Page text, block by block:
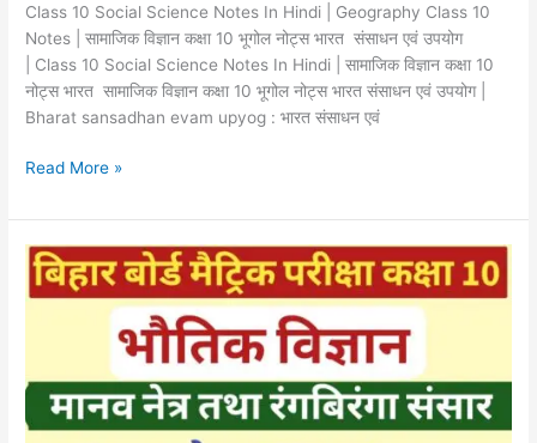
Class 10 Social Science Notes In Hindi | Geography Class 10
Notes | सामाजिक विज्ञान कक्षा 10 भूगोल नोट्स भारत संसाधन एवं उपयोग
| Class 10 Social Science Notes In Hindi | सामाजिक विज्ञान कक्षा 10
नोट्स भारत सामाजिक विज्ञान कक्षा 10 भूगोल नोट्स भारत संसाधन एवं उपयोग |
Bharat sansadhan evam upyog : भारत संसाधन एवं
Class
10
Notes
Read More »
मानव
नेत्र
नोट्स
कक्षा